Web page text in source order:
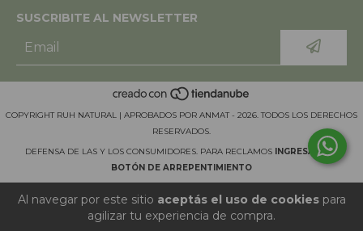
Al navegar por este sitio aceptás el uso de cookiespara
agilizar tu experiencia de compra.
SUSCRIBITE AL NEWSLETTER
COPYRIGHT RUH NATURAL | APROBADOS POR ANMAT - 2026. TODOS LOS DERECHOS
RESERVADOS.
DEFENSA DE LAS Y LOS CONSUMIDORES. PARA RECLAMOS INGRESÁ ACÁ.
BOTÓN DE ARREPENTIMIENTO